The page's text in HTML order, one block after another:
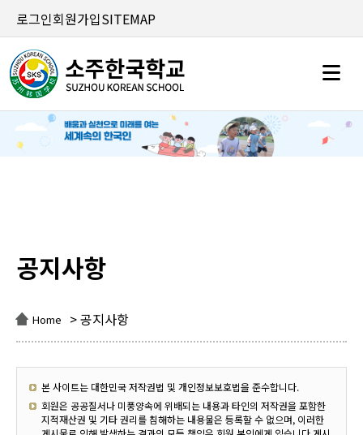
로그인회원가입SITEMAP
공지사항
Home > 공지사항
본 사이트는 대한민국 저작권법 및 개인정보보호법을 준수합니다.
회원은 공공질서나 미풍양속에 위배되는 내용과 타인의 저작권을 포함한
지적재산권 및 기타 권리를 침해하는 내용물은 등록할 수 없으며, 이러한